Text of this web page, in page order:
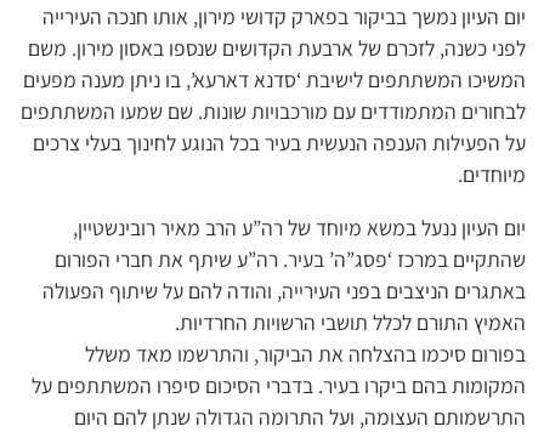
יום העיון נמשך בביקור בפארק קדושי מירון, אותו חנכה העירייה
לפני כשנה, לזכרם של ארבעת הקדושים שנספו באסון מירון. משם
המשיכו המשתתפים לישיבת ‘סדנא דארעא’, בו ניתן מענה מפעים
לבחורים המתמודדים עם מורכבויות שונות. שם שמעו המשתתפים
על הפעילות הענפה הנעשית בעיר בכל הנוגע לחינוך בעלי צרכים
מיוחדים.
יום העיון ננעל במשא מיוחד של רה”ע הרב מאיר רובינשטיין,
שהתקיים במרכז ‘פסג”ה’ בעיר. רה”ע שיתף את חברי הפורום
באתגרים הניצבים בפני העירייה, והודה להם על שיתוף הפעולה
האמיץ התורם לכלל תושבי הרשויות החרדיות.
בפורום סיכמו בהצלחה את הביקור, והתרשמו מאד משלל
המקומות בהם ביקרו בעיר. בדברי הסיכום סיפרו המשתתפים על
התרשמותם העצומה, ועל התרומה הגדולה שנתן להם היום